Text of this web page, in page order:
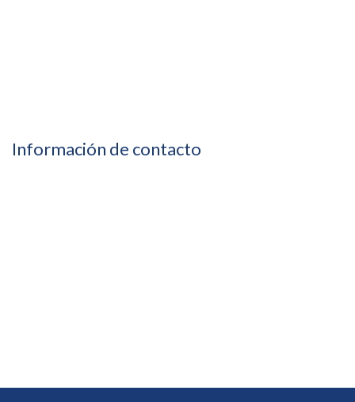
Información de contacto